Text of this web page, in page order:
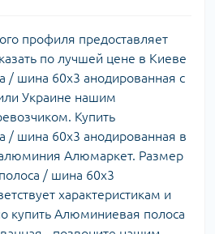
профиля предоставляет
по лучшей цене в Киеве
/ шина 60х3 анодированная с
Украине нашим
Купить
/ шина 60х3 анодированная в
Алюмаркет. Размер
/ шина 60х3
характеристикам и
купить Алюминиевая полоса